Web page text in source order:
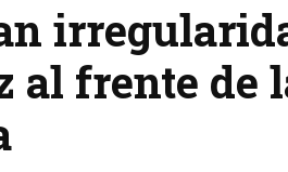
al frente de